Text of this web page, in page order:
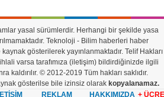
yasal sürümlerdir. Herhangi bir şekilde yasa
Teknoloji - Bilim haberleri haber
gösterilerek yayınlanmaktadır. Telif Hakları
varsa tarafımıza (iletişim) bildirdiğinizde ilgili
kaldırılır. © 2012-2019 Tüm hakları saklıdır.
gösterilse bile izinsiz olarak kopyalanamaz.
REKLAM HAKKIMIZDA +